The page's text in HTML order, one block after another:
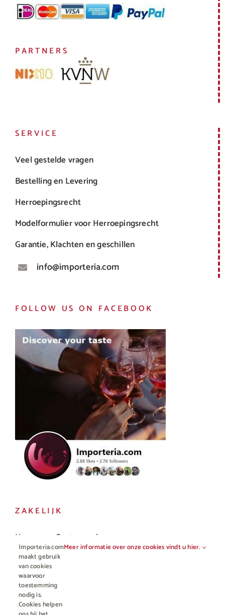
PARTNERS
SERVICE
Veel gestelde vragen
Bestelling en Levering
Herroepingsrecht
Modelformulier voor Herroepingsrecht
Garantie, Klachten en geschillen
info@importeria.com
FOLLOW US ON FACEBOOK
ZAKELIJK
Horeca en Gastronomie
Vakhandel
Importeria.com
maakt gebruik
van cookies
waarvoor
toestemming
nodig is.
Cookies helpen
Meer informatie over onze cookies vindt u hier.